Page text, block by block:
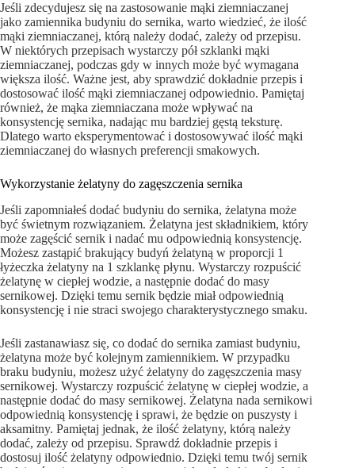
Jeśli zdecydujesz się na zastosowanie mąki ziemniaczanej
jako zamiennika budyniu do sernika, warto wiedzieć, że ilość
mąki ziemniaczanej, którą należy dodać, zależy od przepisu.
W niektórych przepisach wystarczy pół szklanki mąki
ziemniaczanej, podczas gdy w innych może być wymagana
większa ilość. Ważne jest, aby sprawdzić dokładnie przepis i
dostosować ilość mąki ziemniaczanej odpowiednio. Pamiętaj
również, że mąka ziemniaczana może wpływać na
konsystencję sernika, nadając mu bardziej gęstą teksturę.
Dlatego warto eksperymentować i dostosowywać ilość mąki
ziemniaczanej do własnych preferencji smakowych.
Wykorzystanie żelatyny do zagęszczenia sernika
Jeśli zapomniałeś dodać budyniu do sernika, żelatyna może
być świetnym rozwiązaniem. Żelatyna jest składnikiem, który
może zagęścić sernik i nadać mu odpowiednią konsystencję.
Możesz zastąpić brakujący budyń żelatyną w proporcji 1
łyżeczka żelatyny na 1 szklankę płynu. Wystarczy rozpuścić
żelatynę w ciepłej wodzie, a następnie dodać do masy
sernikowej. Dzięki temu sernik będzie miał odpowiednią
konsystencję i nie straci swojego charakterystycznego smaku.
Jeśli zastanawiasz się, co dodać do sernika zamiast budyniu,
żelatyna może być kolejnym zamiennikiem. W przypadku
braku budyniu, możesz użyć żelatyny do zagęszczenia masy
sernikowej. Wystarczy rozpuścić żelatynę w ciepłej wodzie, a
następnie dodać do masy sernikowej. Żelatyna nada sernikowi
odpowiednią konsystencję i sprawi, że będzie on puszysty i
aksamitny. Pamiętaj jednak, że ilość żelatyny, którą należy
dodać, zależy od przepisu. Sprawdź dokładnie przepis i
dostosuj ilość żelatyny odpowiednio. Dzięki temu twój sernik